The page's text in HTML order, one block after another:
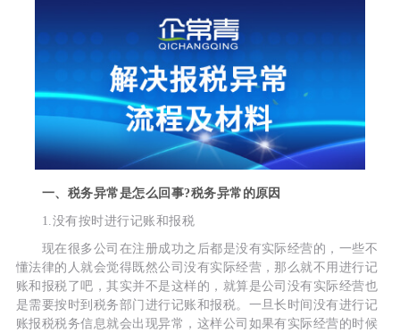
一、税务异常是怎么回事?税务异常的原因
1.没有按时进行记账和报税
现在很多公司在注册成功之后都是没有实际经营的，一些不
懂法律的人就会觉得既然公司没有实际经营，那么就不用进行记
账和报税了吧，其实并不是这样的，就算是公司没有实际经营也
是需要按时到税务部门进行记账和报税。一旦长时间没有进行记
账报税税务信息就会出现异常，这样公司如果有实际经营的时候